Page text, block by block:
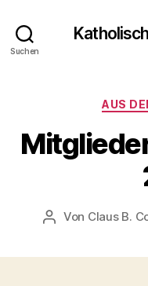
Suchen
AUS
Von Claus B.